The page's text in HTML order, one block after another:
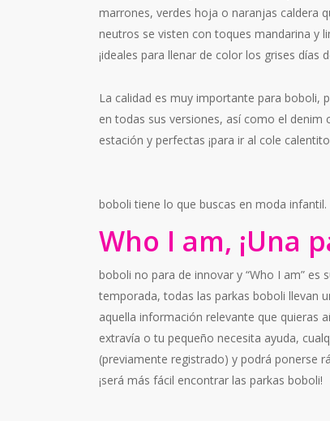
marrones, verdes hoja o naranjas caldera
neutros se visten con toques mandarina y
¡ideales para llenar de color los grises días
La calidad es muy importante para boboli,
en todas sus versiones, así como el denim
estación y perfectas ¡para ir al cole
boboli tiene lo que buscas en moda infantil.
Who I am, ¡Una
boboli no para de innovar y “Who I am” es
temporada, todas las parkas boboli llevan
aquella información relevante que quieras
extravía o tu pequeño necesita ayuda,
(previamente registrado) y podrá ponerse
¡será más fácil encontrar las parkas boboli!